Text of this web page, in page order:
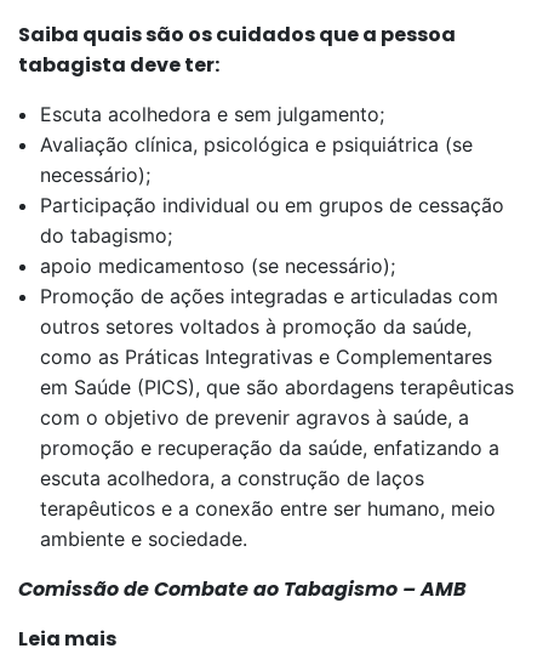
Saiba quais são os cuidados que a pessoa
tabagista deve ter:
Escuta acolhedora e sem julgamento;
Avaliação clínica, psicológica e psiquiátrica (se
necessário);
Participação individual ou em grupos de cessação
do tabagismo;
apoio medicamentoso (se necessário);
Promoção de ações integradas e articuladas com
outros setores voltados à promoção da saúde,
como as Práticas Integrativas e Complementares
em Saúde (PICS), que são abordagens terapêuticas
com o objetivo de prevenir agravos à saúde, a
promoção e recuperação da saúde, enfatizando a
escuta acolhedora, a construção de laços
terapêuticos e a conexão entre ser humano, meio
ambiente e sociedade.
Comissão de Combate ao Tabagismo – AMB
Leia mais